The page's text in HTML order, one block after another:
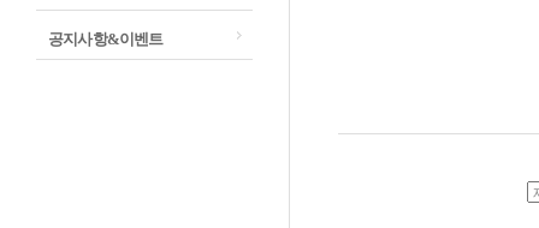
공지사항&이벤트